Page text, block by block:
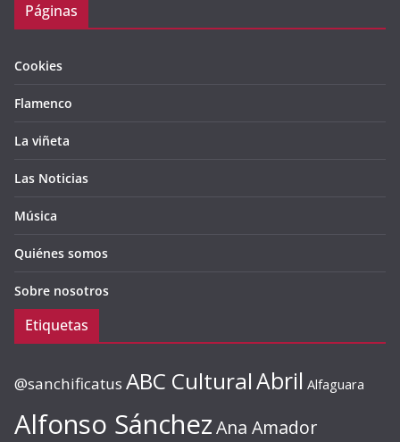
Páginas
Cookies
Flamenco
La viñeta
Las Noticias
Música
Quiénes somos
Sobre nosotros
Etiquetas
@sanchificatus ABC CulturalAbril Alfaguara
Alfonso SánchezAna Amador